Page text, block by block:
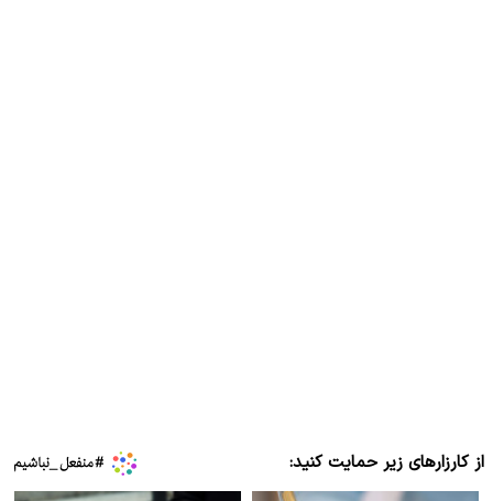
از کارزارهای زیر حمایت کنید: